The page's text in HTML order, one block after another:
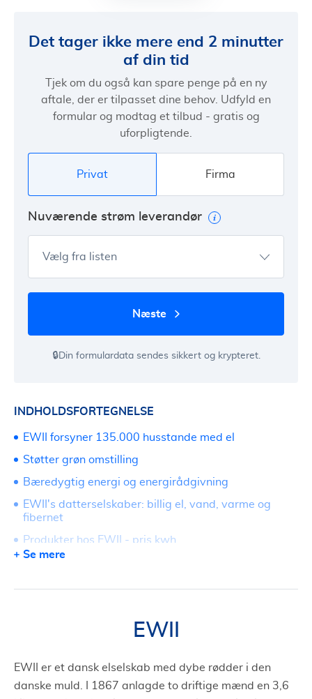
EWII
EWII er et dansk elselskab med dybe rødder i den
danske muld. I 1867 anlagde to driftige mænd en 3,6
Det tager ikke mere end 2 minutter
af din tid
Tjek om du også kan spare penge på en ny
aftale, der er tilpasset dine behov. Udfyld en
formular og modtag et tilbud - gratis og
uforpligtende.
Privat Firma
Nuværende strøm leverandør
Vælg fra listen
næste
🔒Din formulardata sendes sikkert og krypteret.
INDHOLDSFORTEGNELSE
EWII forsyner 135.000 husstande med el
Støtter grøn omstilling
Bæredygtig energi og energirådgivning
EWII's datterselskaber: billig el, vand, varme og
fibernet
Produkter hos EWII - pris kwh
Se mere